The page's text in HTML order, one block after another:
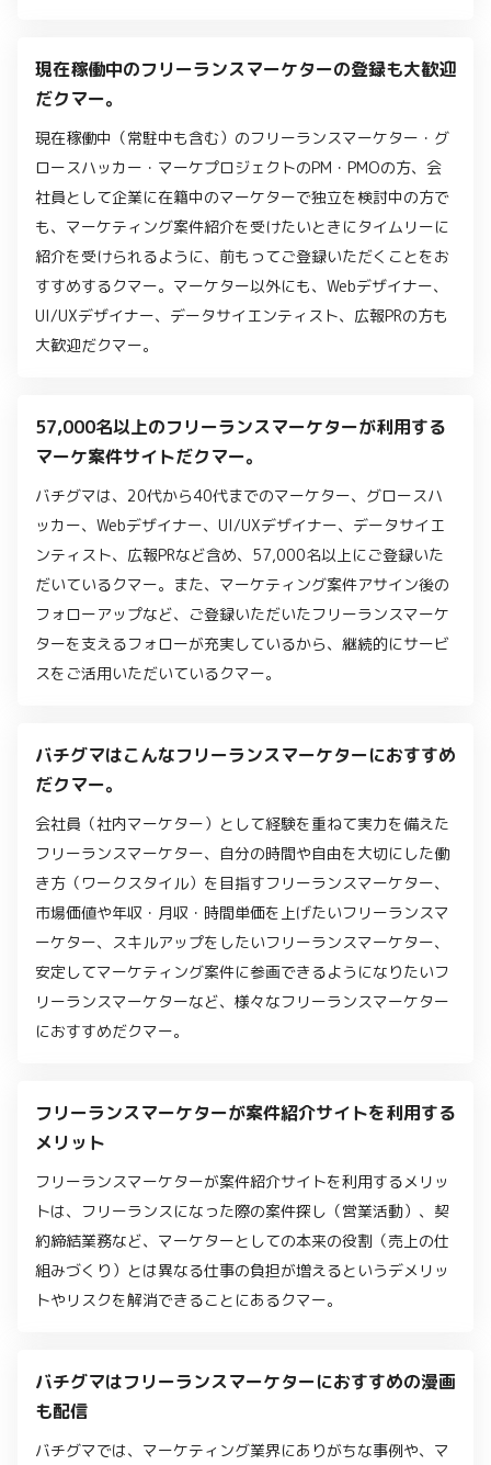
現在稼働中のフリーランスマーケターの登録も大歓迎
だクマー。
現在稼働中（常駐中も含む）のフリーランスマーケター・グ
ロースハッカー・マーケプロジェクトのPM・PMOの方、会
社員として企業に在籍中のマーケターで独立を検討中の方で
も、マーケティング案件紹介を受けたいときにタイムリーに
紹介を受けられるように、前もってご登録いただくことをお
すすめするクマー。マーケター以外にも、Webデザイナー、
UI/UXデザイナー、データサイエンティスト、広報PRの方も
大歓迎だクマー。
57,000名以上のフリーランスマーケターが利用する
マーケ案件サイトだクマー。
バチグマは、20代から40代までのマーケター、グロースハ
ッカー、Webデザイナー、UI/UXデザイナー、データサイエ
ンティスト、広報PRなど含め、57,000名以上にご登録いた
だいているクマー。また、マーケティング案件アサイン後の
フォローアップなど、ご登録いただいたフリーランスマーケ
ターを支えるフォローが充実しているから、継続的にサービ
スをご活用いただいているクマー。
バチグマはこんなフリーランスマーケターにおすすめ
だクマー。
会社員（社内マーケター）として経験を重ねて実力を備えた
フリーランスマーケター、自分の時間や自由を大切にした働
き方（ワークスタイル）を目指すフリーランスマーケター、
市場価値や年収・月収・時間単価を上げたいフリーランスマ
ーケター、スキルアップをしたいフリーランスマーケター、
安定してマーケティング案件に参画できるようになりたいフ
リーランスマーケターなど、様々なフリーランスマーケター
におすすめだクマー。
フリーランスマーケターが案件紹介サイトを利用する
メリット
フリーランスマーケターが案件紹介サイトを利用するメリッ
トは、フリーランスになった際の案件探し（営業活動）、契
約締結業務など、マーケターとしての本来の役割（売上の仕
組みづくり）とは異なる仕事の負担が増えるというデメリッ
トやリスクを解消できることにあるクマー。
バチグマはフリーランスマーケターにおすすめの漫画
も配信
バチグマでは、マーケティング業界にありがちな事例や、マ